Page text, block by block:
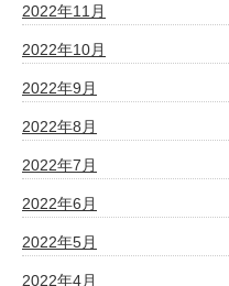
2022年11月
2022年10月
2022年9月
2022年8月
2022年7月
2022年6月
2022年5月
2022年4月